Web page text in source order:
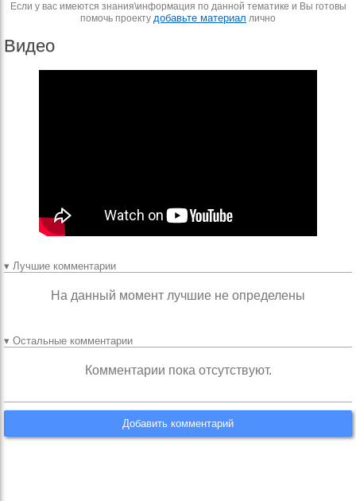
Если у вас имеются знания\информация по данной тематике и Вы готовы
помочь проекту добавьте материал лично
Видео
▾ Лучшие комментарии
На данный момент лучшие не определены
▾ Остальные комментарии
Комментарии пока отсутствуют.
Добавить комментарий